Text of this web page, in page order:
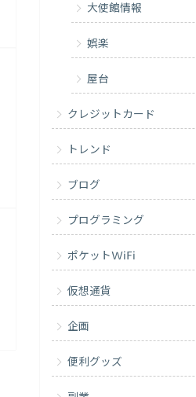
大使館情報
娯楽
屋台
クレジットカード
トレンド
ブログ
プログラミング
ポケットWiFi
仮想通貨
企画
便利グッズ